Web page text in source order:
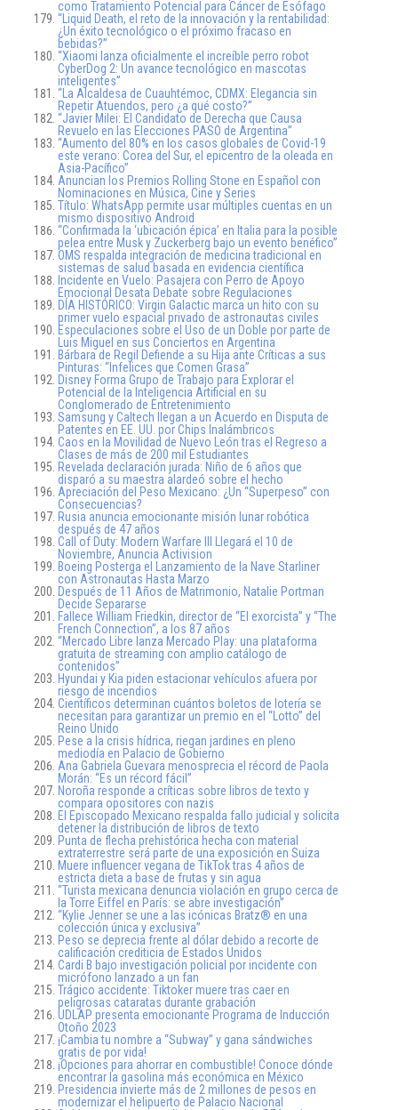
como Tratamiento Potencial para Cáncer de Esófago
“Liquid Death, el reto de la innovación y la rentabilidad:
¿Un éxito tecnológico o el próximo fracaso en
bebidas?”
“Xiaomi lanza oficialmente el increíble perro robot
CyberDog 2: Un avance tecnológico en mascotas
inteligentes”
“La Alcaldesa de Cuauhtémoc, CDMX: Elegancia sin
Repetir Atuendos, pero ¿a qué costo?”
“Javier Milei: El Candidato de Derecha que Causa
Revuelo en las Elecciones PASO de Argentina”
“Aumento del 80% en los casos globales de Covid-19
este verano: Corea del Sur, el epicentro de la oleada en
Asia-Pacífico”
Anuncian los Premios Rolling Stone en Español con
Nominaciones en Música, Cine y Series
Título: WhatsApp permite usar múltiples cuentas en un
mismo dispositivo Android
“Confirmada la ‘ubicación épica’ en Italia para la posible
pelea entre Musk y Zuckerberg bajo un evento benéfico”
OMS respalda integración de medicina tradicional en
sistemas de salud basada en evidencia científica
Incidente en Vuelo: Pasajera con Perro de Apoyo
Emocional Desata Debate sobre Regulaciones
DÍA HISTÓRICO: Virgin Galactic marca un hito con su
primer vuelo espacial privado de astronautas civiles
Especulaciones sobre el Uso de un Doble por parte de
Luis Miguel en sus Conciertos en Argentina
Bárbara de Regil Defiende a su Hija ante Críticas a sus
Pinturas: “Infelices que Comen Grasa”
Disney Forma Grupo de Trabajo para Explorar el
Potencial de la Inteligencia Artificial en su
Conglomerado de Entretenimiento
Samsung y Caltech llegan a un Acuerdo en Disputa de
Patentes en EE. UU. por Chips Inalámbricos
Caos en la Movilidad de Nuevo León tras el Regreso a
Clases de más de 200 mil Estudiantes
Revelada declaración jurada: Niño de 6 años que
disparó a su maestra alardeó sobre el hecho
Apreciación del Peso Mexicano: ¿Un “Superpeso” con
Consecuencias?
Rusia anuncia emocionante misión lunar robótica
después de 47 años
Call of Duty: Modern Warfare III Llegará el 10 de
Noviembre, Anuncia Activision
Boeing Posterga el Lanzamiento de la Nave Starliner
con Astronautas Hasta Marzo
Después de 11 Años de Matrimonio, Natalie Portman
Decide Separarse
Fallece William Friedkin, director de “El exorcista” y “The
French Connection”, a los 87 años
“Mercado Libre lanza Mercado Play: una plataforma
gratuita de streaming con amplio catálogo de
contenidos”
Hyundai y Kia piden estacionar vehículos afuera por
riesgo de incendios
Científicos determinan cuántos boletos de lotería se
necesitan para garantizar un premio en el “Lotto” del
Reino Unido
Pese a la crisis hídrica, riegan jardines en pleno
mediodía en Palacio de Gobierno
Ana Gabriela Guevara menosprecia el récord de Paola
Morán: “Es un récord fácil”
Noroña responde a críticas sobre libros de texto y
compara opositores con nazis
El Episcopado Mexicano respalda fallo judicial y solicita
detener la distribución de libros de texto
Punta de flecha prehistórica hecha con material
extraterrestre será parte de una exposición en Suiza
Muere influencer vegana de TikTok tras 4 años de
estricta dieta a base de frutas y sin agua
“Turista mexicana denuncia violación en grupo cerca de
la Torre Eiffel en París: se abre investigación”
“Kylie Jenner se une a las icónicas Bratz® en una
colección única y exclusiva”
Peso se deprecia frente al dólar debido a recorte de
calificación crediticia de Estados Unidos
Cardi B bajo investigación policial por incidente con
micrófono lanzado a un fan
Trágico accidente: Tiktoker muere tras caer en
peligrosas cataratas durante grabación
UDLAP presenta emocionante Programa de Inducción
Otoño 2023
¡Cambia tu nombre a “Subway” y gana sándwiches
gratis de por vida!
¡Opciones para ahorrar en combustible! Conoce dónde
encontrar la gasolina más económica en México
Presidencia invierte más de 2 millones de pesos en
modernizar el helipuerto de Palacio Nacional